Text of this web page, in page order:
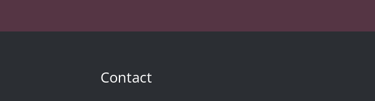
Contact